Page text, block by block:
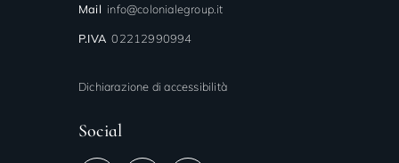
Mail info@colonialegroup.it
P.IVA 02212990994
Dichiarazione di accessibilità
Social